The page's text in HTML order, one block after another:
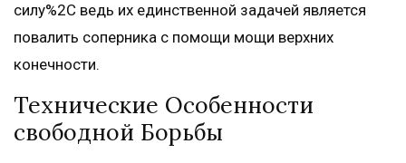
силу%2C ведь их единственной задачей является
повалить соперника с помощи мощи верхних
конечности.
Технические Особенности
свободной Борьбы